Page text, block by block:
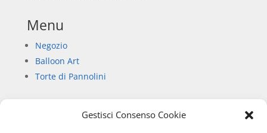
Gestisci Consenso Cookie
Menu
Negozio
Balloon Art
Torte di Pannolini